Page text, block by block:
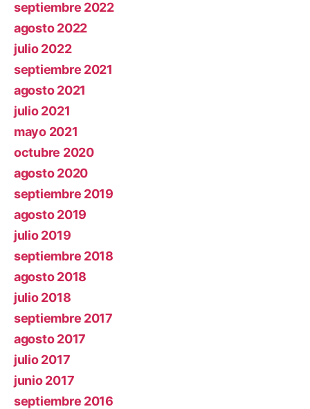
septiembre 2022
agosto 2022
julio 2022
septiembre 2021
agosto 2021
julio 2021
mayo 2021
octubre 2020
agosto 2020
septiembre 2019
agosto 2019
julio 2019
septiembre 2018
agosto 2018
julio 2018
septiembre 2017
agosto 2017
julio 2017
junio 2017
septiembre 2016